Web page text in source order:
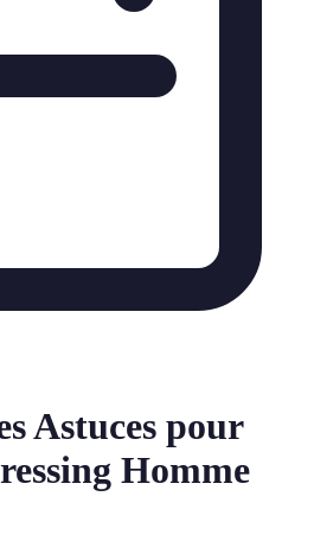
Astuces pour
Homme